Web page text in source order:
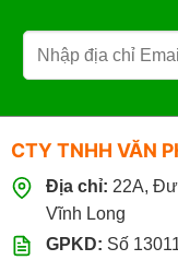
CTY TNHH VĂN
Địa chỉ: 22A,
Vĩnh Long
GPKD: Số